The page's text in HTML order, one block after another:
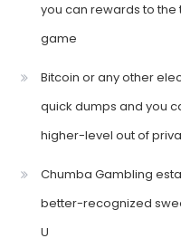
you can rewards to
game
Bitcoin or any other
quick dumps and you
higher-level out of
Chumba Gambling
better-recognized
U